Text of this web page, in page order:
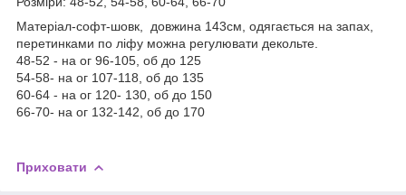
Матеріал-софт-шовк, довжина 143см, одягається на запах,
перетинками по ліфу можна регулювати декольте.
48-52 - на ог 96-105, об до 125
54-58- на ог 107-118, об до 135
60-64 - на ог 120- 130, об до 150
66-70- на ог 132-142, об до 170
Приховати